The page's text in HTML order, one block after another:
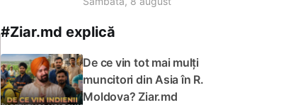
#Ziar.md explică
De ce vin tot mai mulți
muncitori din Asia în R.
Moldova? Ziar.md